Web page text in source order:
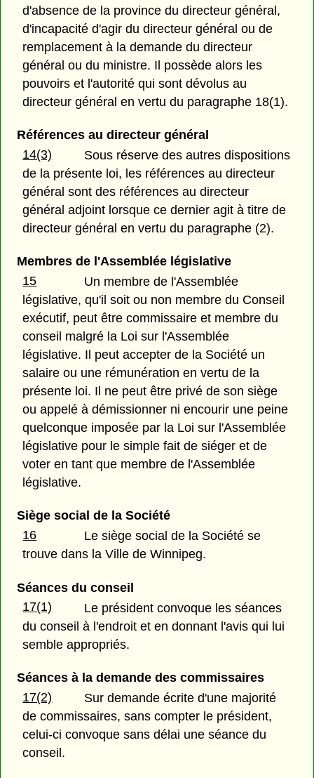
d'absence de la province du directeur général,
d'incapacité d'agir du directeur général ou de
remplacement à la demande du directeur
général ou du ministre. Il possède alors les
pouvoirs et l'autorité qui sont dévolus au
directeur général en vertu du paragraphe 18(1).
Références au directeur général
14(3)
Sous réserve des autres dispositions
de la présente loi, les références au directeur
général sont des références au directeur
général adjoint lorsque ce dernier agit à titre de
directeur général en vertu du paragraphe (2).
Membres de l'Assemblée législative
15
Un membre de l'Assemblée
législative, qu'il soit ou non membre du Conseil
exécutif, peut être commissaire et membre du
conseil malgré la Loi sur l'Assemblée
législative. Il peut accepter de la Société un
salaire ou une rémunération en vertu de la
présente loi. Il ne peut être privé de son siège
ou appelé à démissionner ni encourir une peine
quelconque imposée par la Loi sur l'Assemblée
législative pour le simple fait de siéger et de
voter en tant que membre de l'Assemblée
législative.
Siège social de la Société
16
Le siège social de la Société se
trouve dans la Ville de Winnipeg.
Séances du conseil
17(1)
Le président convoque les séances
du conseil à l'endroit et en donnant l'avis qui lui
semble appropriés.
Séances à la demande des commissaires
17(2)
Sur demande écrite d'une majorité
de commissaires, sans compter le président,
celui-ci convoque sans délai une séance du
conseil.